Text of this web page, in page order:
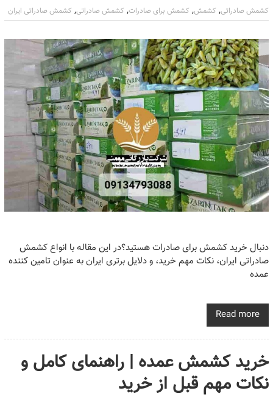
کشمش صادراتی, کشمش, کشمش برای صادرات, کشمش صادراتی, کشمش صادراتی ایران
دنبال خرید کشمش برای صادرات هستید؟در این مقاله با انواع کشمش
صادراتی ایران، نکات مهم خرید، و دلایل برتری ایران به عنوان تامین کننده
عمده
Read more
خرید کشمش عمده | راهنمای کامل و
نکات مهم قبل از خرید